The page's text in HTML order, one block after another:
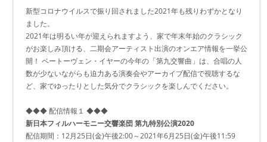
新型コロナウイルスで振り回されました2021年も残りわずかとなり
ました。
2021年は明るい年が迎えられますよう、家で年末年始のクラシック
がお楽しみ頂ける、二期会アーティスト出演のオンエア情報を一挙公
開！ ベートーヴェン・イヤーの今年の「第九交響曲」は、合唱の人
数が少ないながらも迫力ある演奏会やアーカイブ配信で視聴するな
ど、家でゆったりとした気分でクラシックを楽しんでください。
◆◆◆ 配信情報１ ◆◆◆
新日本フィルハーモニー交響楽団 第九特別公演2020
配信期間：12月25日(金)午後2:00～2021年6月25日(金)午後11:59